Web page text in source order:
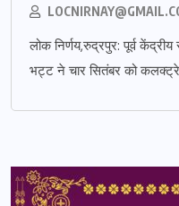
लोक निर्णय,रुद्रपुर: पूर्व
भट्ट ने चार सितंबर को